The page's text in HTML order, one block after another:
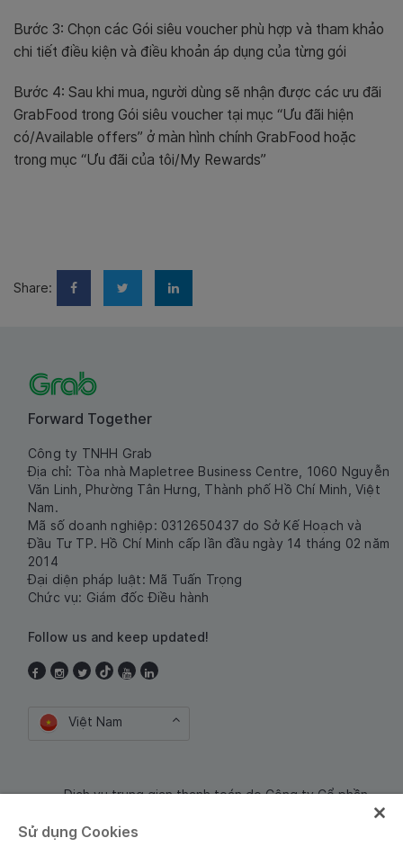
Bước 3: Chọn các Gói siêu voucher phù hợp và tham khảo
chi tiết điều kiện và điều khoản áp dụng của từng gói
Bước 4: Sau khi mua, người dùng sẽ nhận được các ưu đãi
GrabFood trong Gói siêu voucher tại mục “Ưu đãi hiện
có/Available offers” ở màn hình chính GrabFood hoặc
trong mục “Ưu đãi của tôi/My Rewards”
Share:
Forward Together
Công ty TNHH Grab
Địa chỉ: Tòa nhà Mapletree Business Centre, 1060 Nguyễn
Văn Linh, Phường Tân Hưng, Thành phố Hồ Chí Minh, Việt
Nam.
Mã số doanh nghiệp: 0312650437 do Sở Kế Hoạch và
Đầu Tư TP. Hồ Chí Minh cấp lần đầu ngày 14 tháng 02 năm
2014
Đại diện pháp luật: Mã Tuấn Trọng
Chức vụ: Giám đốc Điều hành
Follow us and keep updated!
Việt Nam
Dịch vụ trung gian thanh toán do Công ty Cổ phần
Sử dụng Cookies